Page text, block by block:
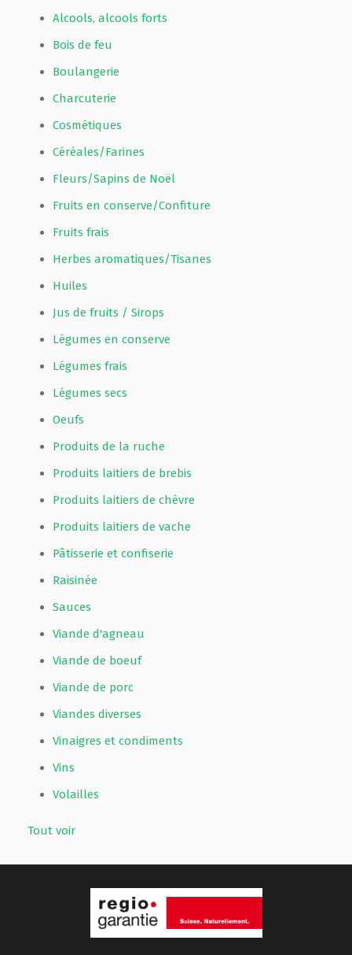
Alcools, alcools forts
Bois de feu
Boulangerie
Charcuterie
Cosmétiques
Céréales/Farines
Fleurs/Sapins de Noël
Fruits en conserve/Confiture
Fruits frais
Herbes aromatiques/Tisanes
Huiles
Jus de fruits / Sirops
Légumes en conserve
Légumes frais
Légumes secs
Oeufs
Produits de la ruche
Produits laitiers de brebis
Produits laitiers de chèvre
Produits laitiers de vache
Pâtisserie et confiserie
Raisinée
Sauces
Viande d'agneau
Viande de boeuf
Viande de porc
Viandes diverses
Vinaigres et condiments
Vins
Volailles
Tout voir